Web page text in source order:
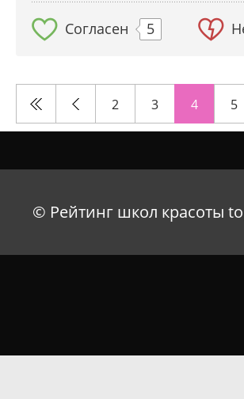
Согласен 5
2 3 4 5
© Рейтинг школ красоты